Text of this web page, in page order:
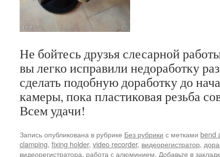
Не бойтесь друзья слесарной
вы легко исправили недоработку
сделать подобную доработку до
камеры, пока пластиковая резьба
Всем удачи!
Запись опубликована в рубрике Без рубрики с метками bend
clamping, fixing holder, video recorder, видеорегистратор,
видеорегистратора, работа с алюминием. Добавьте в